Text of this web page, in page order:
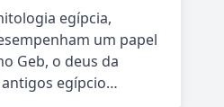
egípcia,
um papel
Geb, o deus da
egípcio…